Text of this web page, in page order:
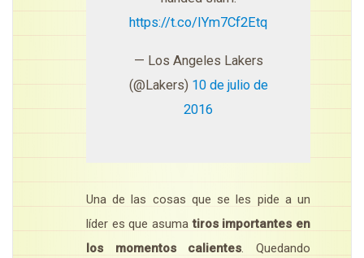
https://t.co/IYm7Cf2Etq
— Los Angeles Lakers
(@Lakers) 10 de julio de
2016
Una de las cosas que se les pide a un
líder es que asumatiros importantes en
los momentos calientes. Quedando